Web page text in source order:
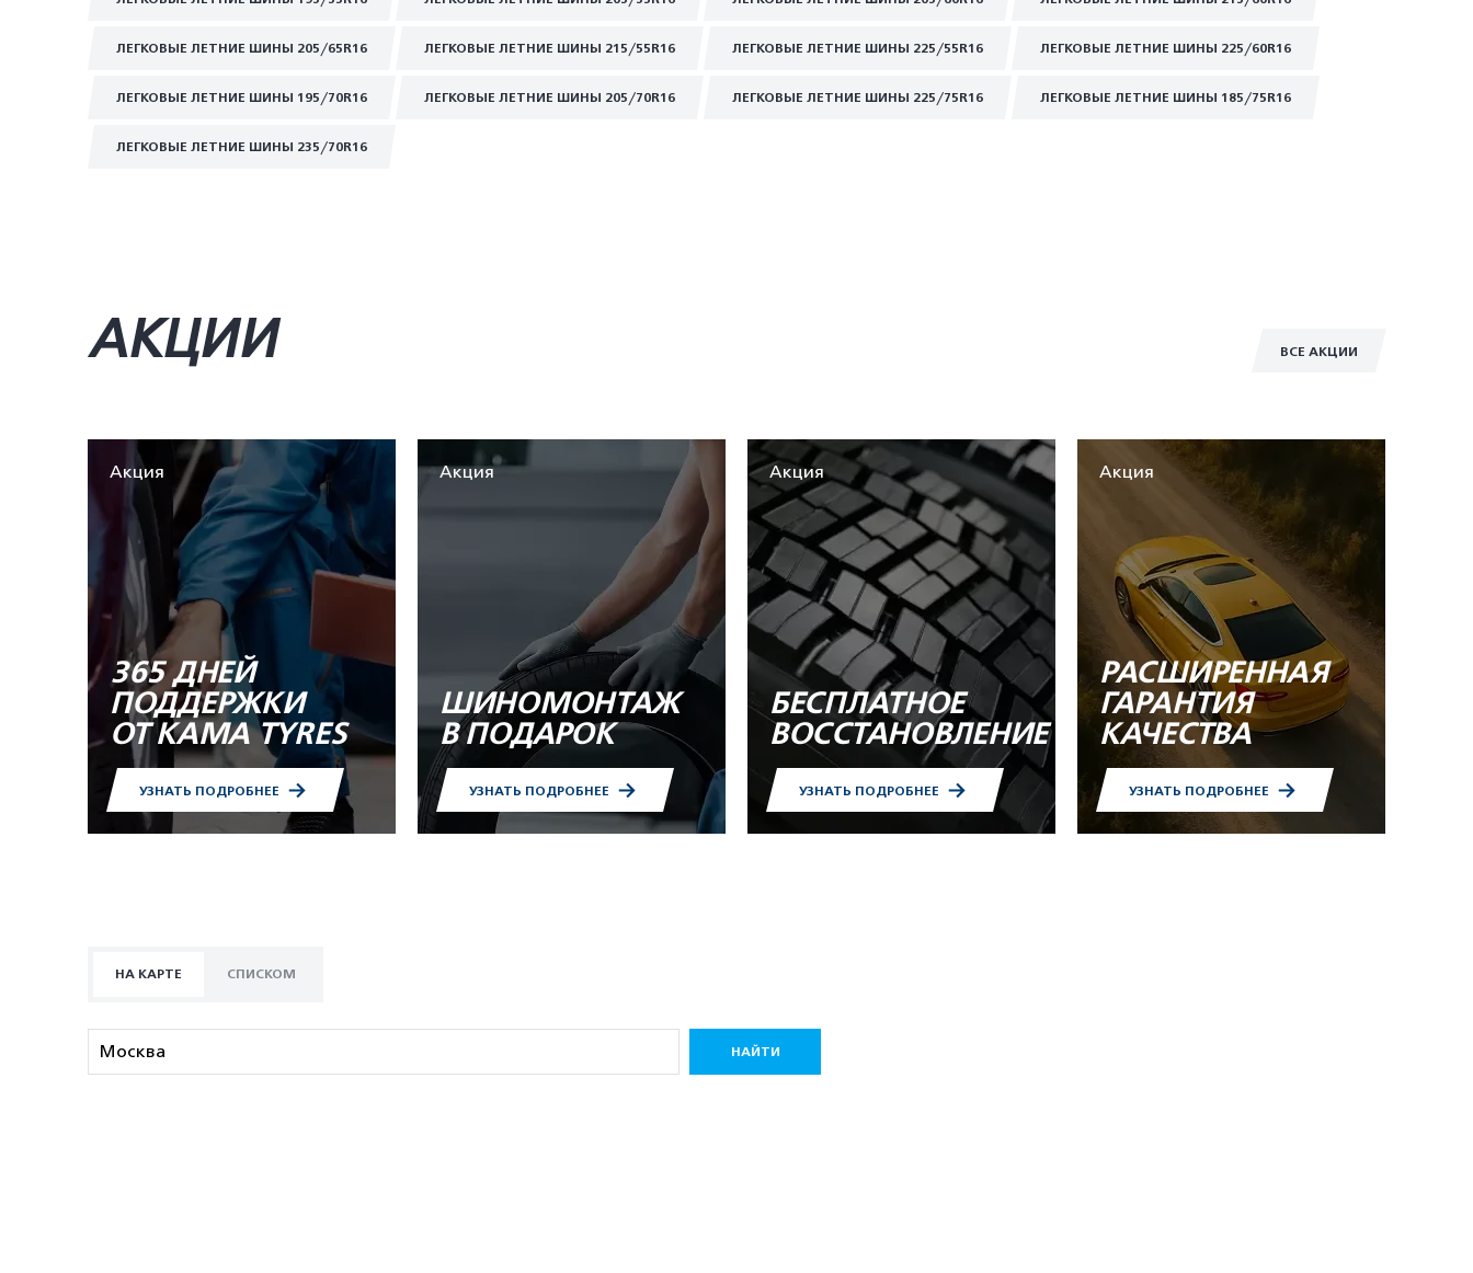
ЛЕГКОВЫЕ ЛЕТНИЕ ШИНЫ 205/65R16 ЛЕГКОВЫЕ ЛЕТНИЕ ШИНЫ 215/55R16 ЛЕГКОВЫЕ ЛЕТНИЕ ШИНЫ 225/55R16 ЛЕГКОВЫЕ ЛЕТНИЕ ШИНЫ 225/60R16
ЛЕГКОВЫЕ ЛЕТНИЕ ШИНЫ 195/70R16 ЛЕГКОВЫЕ ЛЕТНИЕ ШИНЫ 205/70R16 ЛЕГКОВЫЕ ЛЕТНИЕ ШИНЫ 225/75R16 ЛЕГКОВЫЕ ЛЕТНИЕ ШИНЫ 185/75R16
ЛЕГКОВЫЕ ЛЕТНИЕ ШИНЫ 235/70R16
ВСЕ АКЦИИ
АКЦИИ
Акция
365 ДНЕЙ
ПОДДЕРЖКИ
ОТ KAMA TYRES
УЗНАТЬ ПОДРОБНЕЕ
Акция
ШИНОМОНТАЖ
В ПОДАРОК
УЗНАТЬ ПОДРОБНЕЕ
Акция
БЕСПЛАТНОЕ
ВОССТАНОВЛЕНИЕ
УЗНАТЬ ПОДРОБНЕЕ
Акция
РАСШИРЕННАЯ
ГАРАНТИЯ
КАЧЕСТВА
УЗНАТЬ ПОДРОБНЕЕ
НА КАРТЕ СПИСКОМ
НАЙТИ